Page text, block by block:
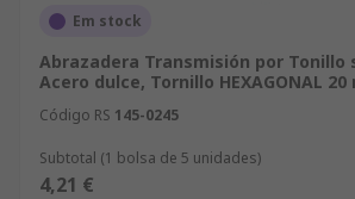
Em stock
Abrazadera Transmisión por Tonillo
Acero dulce, Tornillo HEXAGONAL
Código RS 145-0245
Subtotal (1 bolsa de 5 unidades)
4,21 €